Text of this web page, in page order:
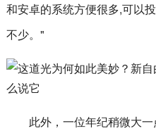
和安卓的系统方便很多,可以
不少。"
此外，一位年纪稍微大